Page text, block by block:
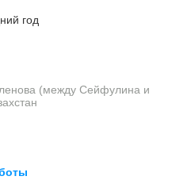
год
(между Сейфулина и